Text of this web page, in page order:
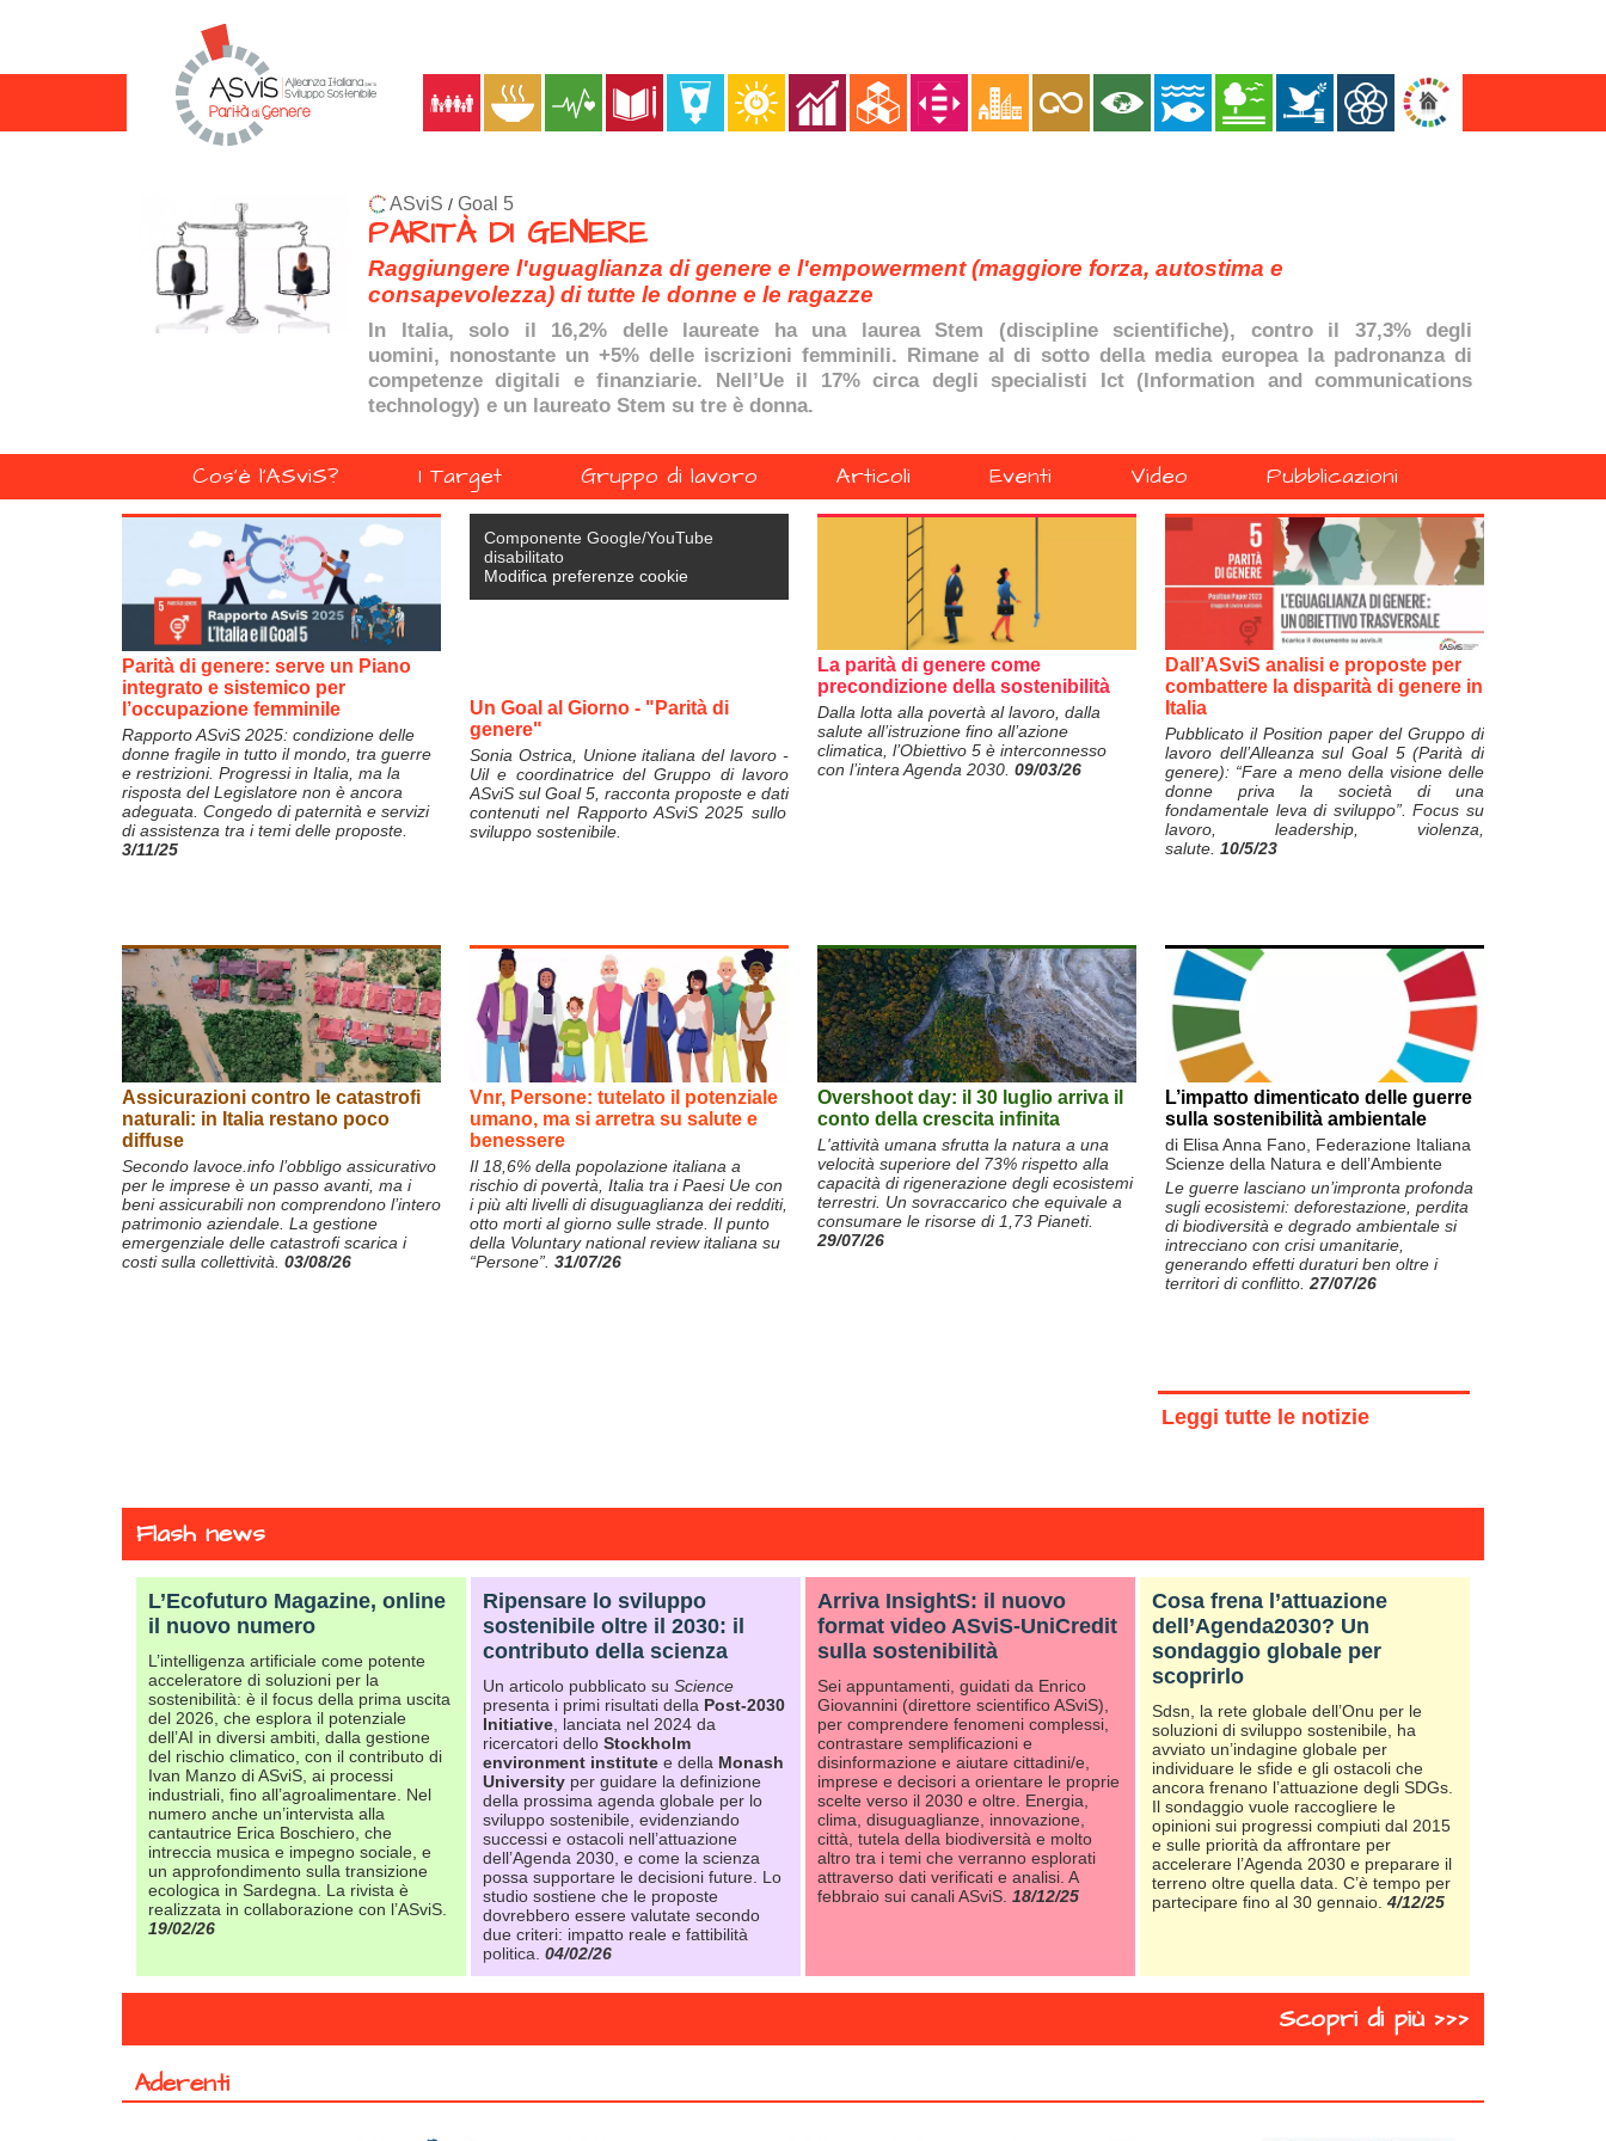
ASviS / Goal 5
PARITÀ DI GENERE
Raggiungere l'uguaglianza di genere e l'empowerment (maggiore forza, autostima e
consapevolezza) di tutte le donne e le ragazze
In Italia, solo il 16,2% delle laureate ha una laurea Stem (discipline scientifiche), contro il 37,3% degli
uomini, nonostante un +5% delle iscrizioni femminili. Rimane al di sotto della media europea la padronanza di
competenze digitali e finanziarie. Nell’Ue il 17% circa degli specialisti Ict (Information and communications
technology) e un laureato Stem su tre è donna.
Cos'è l'ASviS? I Target Gruppo di lavoro Articoli Eventi Video Pubblicazioni
Parità di genere: serve un Piano
integrato e sistemico per
l’occupazione femminile
Rapporto ASviS 2025: condizione delle
donne fragile in tutto il mondo, tra guerre
e restrizioni. Progressi in Italia, ma la
risposta del Legislatore non è ancora
adeguata. Congedo di paternità e servizi
di assistenza tra i temi delle proposte.
3/11/25
Componente Google/YouTube
disabilitato
Modifica preferenze cookie
Un Goal al Giorno - "Parità di
genere"
Sonia Ostrica, Unione italiana del lavoro -
Uil e coordinatrice del Gruppo di lavoro
ASviS sul Goal 5, racconta proposte e dati
contenuti nel Rapporto ASviS 2025 sullo
sviluppo sostenibile.
La parità di genere come
precondizione della sostenibilità
Dalla lotta alla povertà al lavoro, dalla
salute all’istruzione fino all’azione
climatica, l’Obiettivo 5 è interconnesso
con l’intera Agenda 2030. 09/03/26
Dall’ASviS analisi e proposte per
combattere la disparità di genere in
Italia
Pubblicato il Position paper del Gruppo di
lavoro dell’Alleanza sul Goal 5 (Parità di
genere): “Fare a meno della visione delle
donne priva la società di una
fondamentale leva di sviluppo”. Focus su
lavoro, leadership, violenza,
salute. 10/5/23
Assicurazioni contro le catastrofi
naturali: in Italia restano poco
diffuse
Secondo lavoce.info l’obbligo assicurativo
per le imprese è un passo avanti, ma i
beni assicurabili non comprendono l’intero
patrimonio aziendale. La gestione
emergenziale delle catastrofi scarica i
costi sulla collettività. 03/08/26
Vnr, Persone: tutelato il potenziale
umano, ma si arretra su salute e
benessere
Il 18,6% della popolazione italiana a
rischio di povertà, Italia tra i Paesi Ue con
i più alti livelli di disuguaglianza dei redditi,
otto morti al giorno sulle strade. Il punto
della Voluntary national review italiana su
“Persone”. 31/07/26
Overshoot day: il 30 luglio arriva il
conto della crescita infinita
L'attività umana sfrutta la natura a una
velocità superiore del 73% rispetto alla
capacità di rigenerazione degli ecosistemi
terrestri. Un sovraccarico che equivale a
consumare le risorse di 1,73 Pianeti.
29/07/26
L’impatto dimenticato delle guerre
sulla sostenibilità ambientale
di Elisa Anna Fano, Federazione Italiana
Scienze della Natura e dell’Ambiente
Le guerre lasciano un’impronta profonda
sugli ecosistemi: deforestazione, perdita
di biodiversità e degrado ambientale si
intrecciano con crisi umanitarie,
generando effetti duraturi ben oltre i
territori di conflitto. 27/07/26
Leggi tutte le notizie
Flash news
L’Ecofuturo Magazine, online
il nuovo numero
L’intelligenza artificiale come potente
acceleratore di soluzioni per la
sostenibilità: è il focus della prima uscita
del 2026, che esplora il potenziale
dell’AI in diversi ambiti, dalla gestione
del rischio climatico, con il contributo di
Ivan Manzo di ASviS, ai processi
industriali, fino all’agroalimentare. Nel
numero anche un’intervista alla
cantautrice Erica Boschiero, che
intreccia musica e impegno sociale, e
un approfondimento sulla transizione
ecologica in Sardegna. La rivista è
realizzata in collaborazione con l’ASviS.
19/02/26
Ripensare lo sviluppo
sostenibile oltre il 2030: il
contributo della scienza
Un articolo pubblicato su Science
presenta i primi risultati della Post-2030
Initiative , lanciata nel 2024 da
ricercatori dello Stockholm
environment institute e della Monash
University per guidare la definizione
della prossima agenda globale per lo
sviluppo sostenibile, evidenziando
successi e ostacoli nell’attuazione
dell’Agenda 2030, e come la scienza
possa supportare le decisioni future. Lo
studio sostiene che le proposte
dovrebbero essere valutate secondo
due criteri: impatto reale e fattibilità
politica. 04/02/26
Arriva InsightS: il nuovo
format video ASviS-UniCredit
sulla sostenibilità
Sei appuntamenti, guidati da Enrico
Giovannini (direttore scientifico ASviS),
per comprendere fenomeni complessi,
contrastare semplificazioni e
disinformazione e aiutare cittadini/e,
imprese e decisori a orientare le proprie
scelte verso il 2030 e oltre. Energia,
clima, disuguaglianze, innovazione,
città, tutela della biodiversità e molto
altro tra i temi che verranno esplorati
attraverso dati verificati e analisi. A
febbraio sui canali ASviS. 18/12/25
Cosa frena l’attuazione
dell’Agenda2030? Un
sondaggio globale per
scoprirlo
Sdsn, la rete globale dell’Onu per le
soluzioni di sviluppo sostenibile, ha
avviato un’indagine globale per
individuare le sfide e gli ostacoli che
ancora frenano l’attuazione degli SDGs.
Il sondaggio vuole raccogliere le
opinioni sui progressi compiuti dal 2015
e sulle priorità da affrontare per
accelerare l’Agenda 2030 e preparare il
terreno oltre quella data. C’è tempo per
partecipare fino al 30 gennaio. 4/12/25
Scopri di più >>>
Aderenti